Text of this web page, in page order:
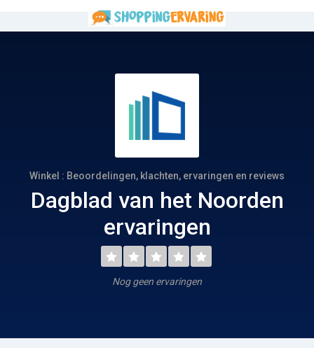
Winkel : Beoordelingen, klachten, ervaringen en reviews
Dagblad van het Noorden
ervaringen
Nog geen ervaringen